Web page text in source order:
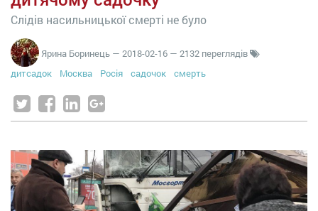
Слідів насильницької смерті не було
Ярина Боринець — 2018-02-16 — 2132 переглядів
дитсадок
Москва Росія садочок смерть